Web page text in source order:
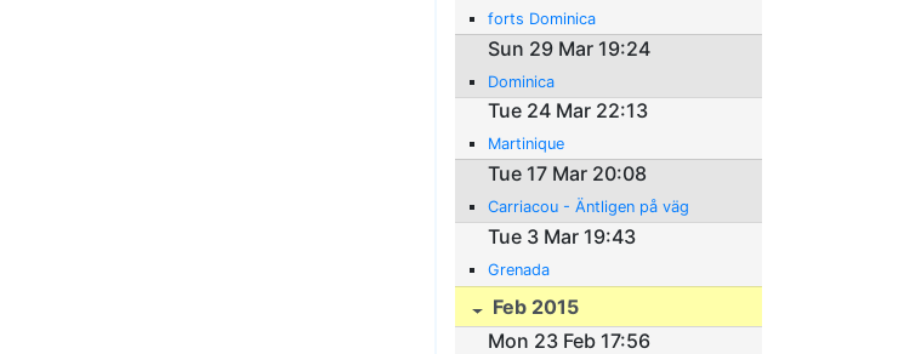
forts Dominica
Sun 29 Mar 19:24
Dominica
Tue 24 Mar 22:13
Martinique
Tue 17 Mar 20:08
Carriacou - Äntligen på väg
Tue 3 Mar 19:43
Grenada
Feb 2015
Mon 23 Feb 17:56